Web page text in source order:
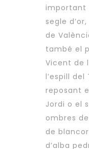
important
segle
de
també el
Vicent de
l’espill
reposant
Jordi o el
ombres
de
d’alba